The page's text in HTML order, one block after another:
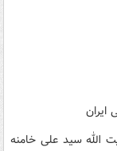
الله سید علی خامنه